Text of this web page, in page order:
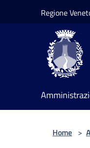
Regione
Home >